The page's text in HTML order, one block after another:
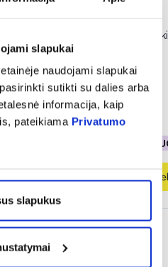
slapukai
naudojami slapukai
sutikti su dalies arba
informacija, kaip
pateikiama Privatumo
slapukus
HANSAPLAST
3,11 € 3,89 €
% PAPILDOMA
Į